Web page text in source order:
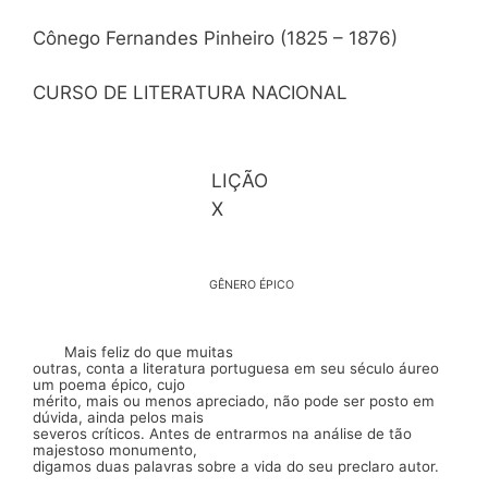
Cônego Fernandes Pinheiro (1825 – 1876)
CURSO DE LITERATURA NACIONAL
LIÇÃO
X
GÊNERO ÉPICO
Mais feliz do que muitas
outras, conta a literatura portu­guesa em seu século áureo
um poema épico, cujo
mérito, mais ou menos apreciado, não pode ser posto em
dúvida, ainda pelos mais
severos críticos. Antes de entrarmos na análise de tão
majestoso monumento,
digamos duas palavras sobre a vida do seu preclaro autor.